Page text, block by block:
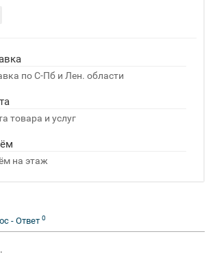
по С-Пб и Лен. области
товара и услуг
на этаж
- Ответ 0